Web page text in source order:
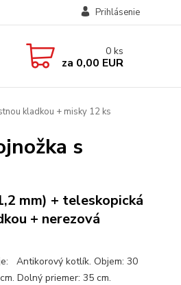
Prihlásenie
0 ks
za 0,00 EUR
kladkou + misky 12 ks
s
mm) + teleskopická
+ nerezová
Antikorový kotlík. Objem: 30
Dolný priemer: 35 cm.